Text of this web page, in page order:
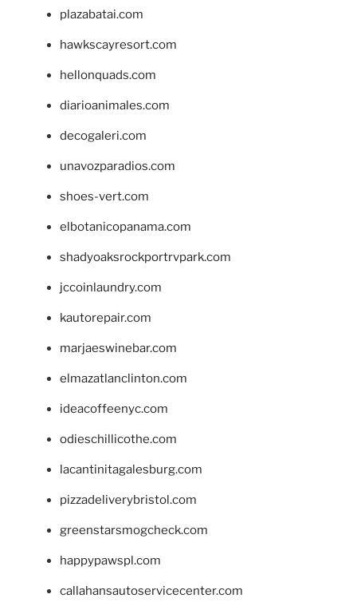
plazabatai.com
hawkscayresort.com
hellonquads.com
diarioanimales.com
decogaleri.com
unavozparadios.com
shoes-vert.com
elbotanicopanama.com
shadyoaksrockportrvpark.com
jccoinlaundry.com
kautorepair.com
marjaeswinebar.com
elmazatlanclinton.com
ideacoffeenyc.com
odieschillicothe.com
lacantinitagalesburg.com
pizzadeliverybristol.com
greenstarsmogcheck.com
happypawspl.com
callahansautoservicecenter.com